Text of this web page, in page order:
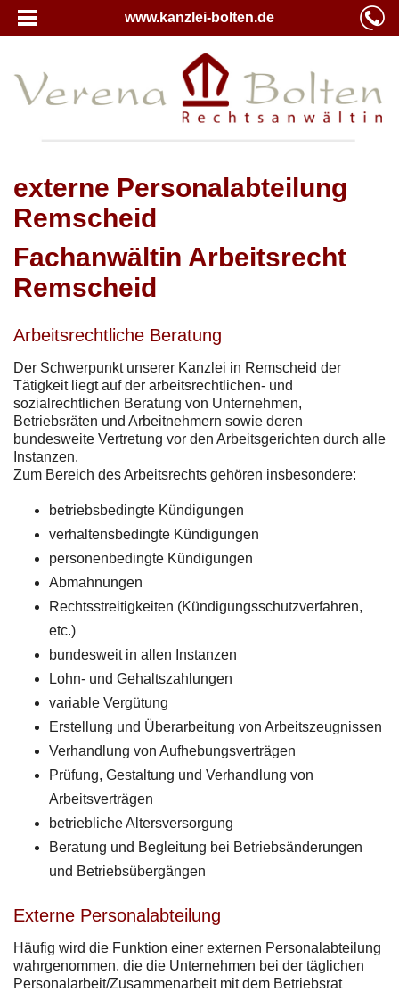
www.kanzlei-bolten.de
externe Personalabteilung
Remscheid
Fachanwältin Arbeitsrecht
Remscheid
Arbeitsrechtliche Beratung
Der Schwerpunkt unserer Kanzlei in Remscheid der
Tätigkeit liegt auf der arbeitsrechtlichen- und
sozialrechtlichen Beratung von Unternehmen,
Betriebsräten und Arbeitnehmern sowie deren
bundesweite Vertretung vor den Arbeitsgerichten durch alle
Instanzen.
Zum Bereich des Arbeitsrechts gehören insbesondere:
betriebsbedingte Kündigungen
verhaltensbedingte Kündigungen
personenbedingte Kündigungen
Abmahnungen
Rechtsstreitigkeiten (Kündigungsschutzverfahren,
etc.)
bundesweit in allen Instanzen
Lohn- und Gehaltszahlungen
variable Vergütung
Erstellung und Überarbeitung von Arbeitszeugnissen
Verhandlung von Aufhebungsverträgen
Prüfung, Gestaltung und Verhandlung von
Arbeitsverträgen
betriebliche Altersversorgung
Beratung und Begleitung bei Betriebsänderungen
und Betriebsübergängen
Externe Personalabteilung
Häufig wird die Funktion einer externen Personalabteilung
wahrgenommen, die die Unternehmen bei der täglichen
Personalarbeit/Zusammenarbeit mit dem Betriebsrat